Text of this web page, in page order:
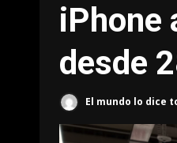
iPhone
desde
El mundo lo dice